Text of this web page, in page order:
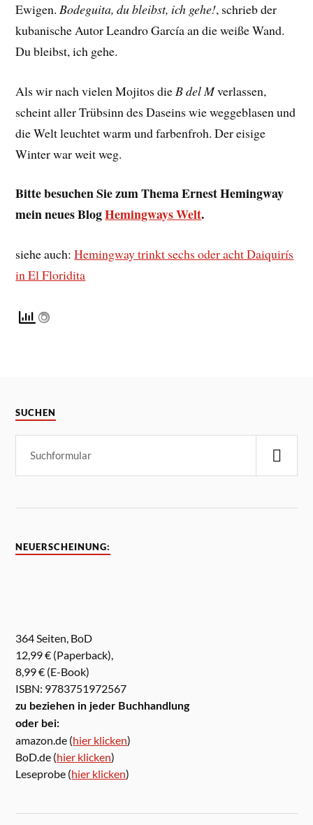
Ewigen. Bodeguita, du bleibst, ich gehe!, schrieb der
kubanische Autor Leandro García an die weiße Wand.
Du bleibst, ich gehe.
Als wir nach vielen Mojitos die B del Mverlassen,
scheint aller Trübsinn des Daseins wie weggeblasen und
die Welt leuchtet warm und farbenfroh. Der eisige
Winter war weit weg.
Bitte besuchen Sie zum Thema Ernest Hemingway
mein neues BlogHemingways Welt.
siehe auch:Hemingway trinkt sechs oder acht Daiquirís
in El Floridita
SUCHEN
NEUERSCHEINUNG:
364 Seiten, BoD
12,99 € (Paperback),
8,99 € (E-Book)
ISBN: 9783751972567
zu beziehen in jeder Buchhandlung
oder bei:
amazon.de (hier klicken)
BoD.de (hier klicken)
Leseprobe (hier klicken)